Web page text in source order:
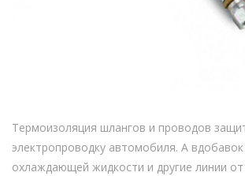
Термоизоляция шлангов и проводов
электропроводку автомобиля. А
охлаждающей жидкости и другие линии